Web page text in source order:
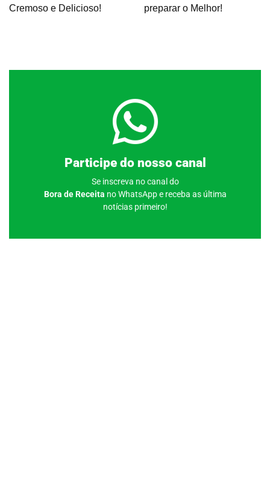
Cremoso e Delicioso!
preparar o Melhor!
Participe do nosso canal
Se inscreva no canal do
Bora de Receita no WhatsApp e receba as última
notícias primeiro!
Clique aqui